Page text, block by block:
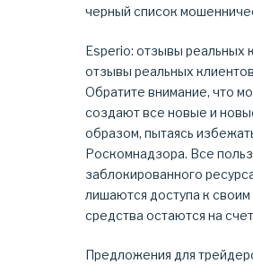
черный список
Esperio: отзывы реальных
отзывы реальных клиентов
Обратите внимание, что
создают все новые и
образом, пытаясь
Роскомнадзора. Все
заблокированного
лишаются доступа к своим
средства остаются на
Предложения для